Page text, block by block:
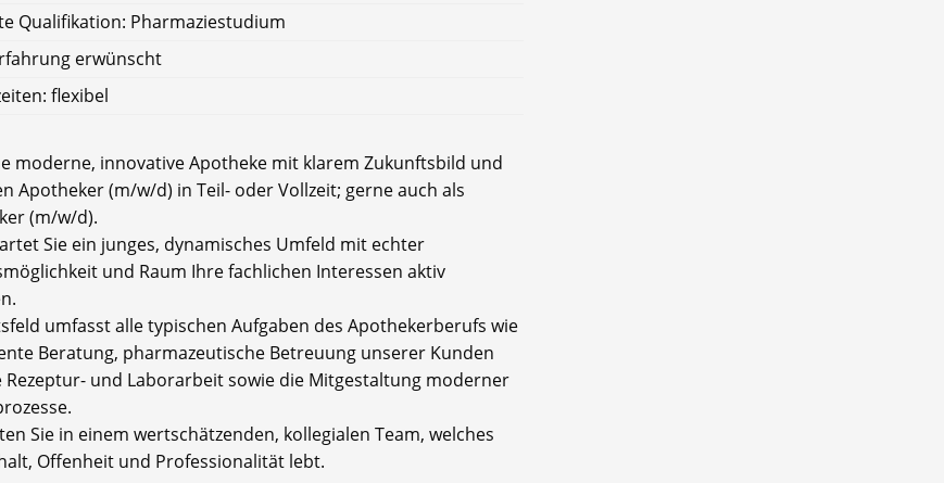
Qualifikation: Pharmaziestudium
erwünscht
flexibel
moderne, innovative Apotheke mit klarem Zukunftsbild und
Apotheker (m/w/d) in Teil- oder Vollzeit; gerne auch als
(m/w/d).
Sie ein junges, dynamisches Umfeld mit echter
und Raum Ihre fachlichen Interessen aktiv
umfasst alle typischen Aufgaben des Apothekerberufs wie
Beratung, pharmazeutische Betreuung unserer Kunden
Rezeptur- und Laborarbeit sowie die Mitgestaltung moderner
Sie in einem wertschätzenden, kollegialen Team, welches
Offenheit und Professionalität lebt.